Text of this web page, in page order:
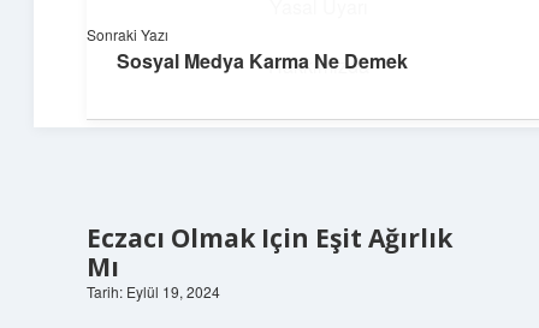
Hakkımızda
Hayatına neşe katan kısa hikayeler!
Eczacı Olmak Için Eşit Ağırlık
Mı
Tarih: Eylül 19, 2024
Sonraki Yazı
Sosyal Medya Karma Ne Demek